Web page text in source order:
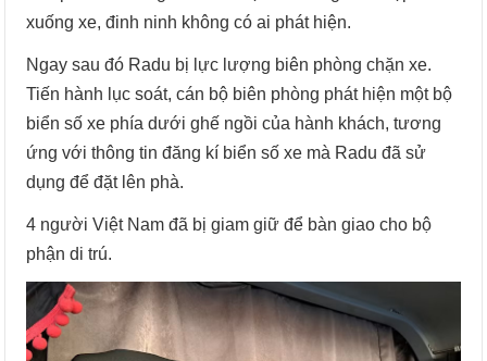
xuống xe, đinh ninh không có ai phát hiện.
Ngay sau đó Radu bị lực lượng biên phòng chặn xe.
Tiến hành lục soát, cán bộ biên phòng phát hiện một bộ
biển số xe phía dưới ghế ngồi của hành khách, tương
ứng với thông tin đăng kí biển số xe mà Radu đã sử
dụng để đặt lên phà.
4 người Việt Nam đã bị giam giữ để bàn giao cho bộ
phận di trú.